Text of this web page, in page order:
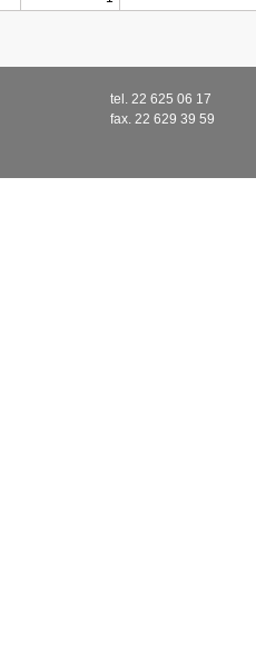
tel. 22 625 06 17
fax. 22 629 39 59